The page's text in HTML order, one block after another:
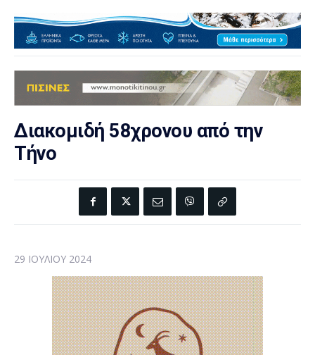
Διακομιδή 58χρονου από την
Τήνο
29 ΙΟΥΛΊΟΥ 2024